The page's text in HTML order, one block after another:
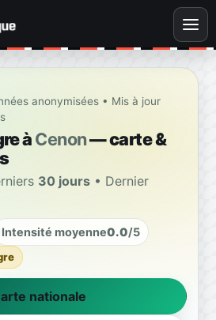
anonymisées • Mis à jour
àCenon— carte &
30 jours • Dernier
Intensité moyenne0.0/5
nationale